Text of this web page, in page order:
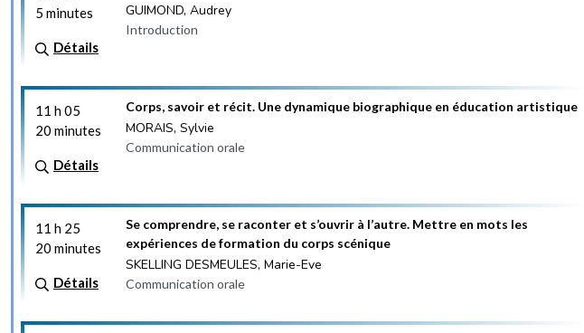
5 minutes
Détails
GUIMOND, Audrey
Introduction
11 h 05
20 minutes
Détails
Corps, savoir et récit. Une dynamique biographique en éducation artistique
MORAIS, Sylvie
Communication orale
11 h 25
20 minutes
Détails
Se comprendre, se raconter et s’ouvrir à l’autre. Mettre en mots les
expériences de formation du corps scénique
SKELLING DESMEULES, Marie-Eve
Communication orale